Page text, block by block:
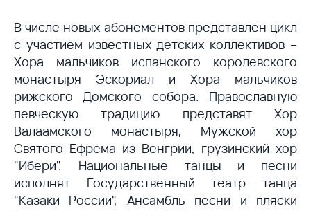
В числе новых абонементов представлен цикл
с участием известных детских коллективов –
Хора мальчиков испанского королевского
монастыря Эскориал и Хора мальчиков
рижского Домского собора. Православную
певческую традицию представят Хор
Валаамского монастыря, Мужской хор
Святого Ефрема из Венгрии, грузинский хор
"Ибери". Национальные танцы и песни
исполнят Государственный театр танца
"Казаки России", Ансамбль песни и пляски